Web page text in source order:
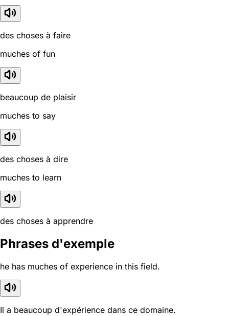
des choses à faire
muches of fun
beaucoup de plaisir
muches to say
des choses à dire
muches to learn
des choses à apprendre
Phrases d'exemple
he has muches of experience in this field.
Il a beaucoup d'expérience dans ce domaine.